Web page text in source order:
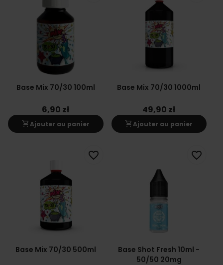
Base Mix 70/30 100ml
6,90 zł
shopping_cartAjouter au panier
Base Mix 70/30 1000ml
49,90 zł
shopping_cartAjouter au panier
Base Mix 70/30 500ml
favorite_border
Base Shot Fresh 10ml -
50/50 20mg
favorite_border